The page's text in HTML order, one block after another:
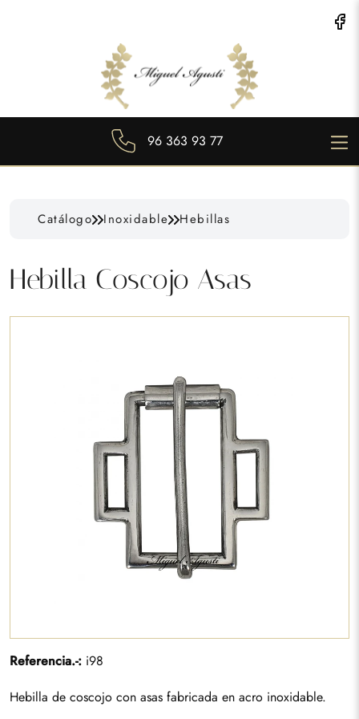
96 363 93 77
Catálogo Inoxidable Hebillas
Hebilla Coscojo Asas
Referencia.-: i98
Hebilla de coscojo con asas fabricada en acro inoxidable.